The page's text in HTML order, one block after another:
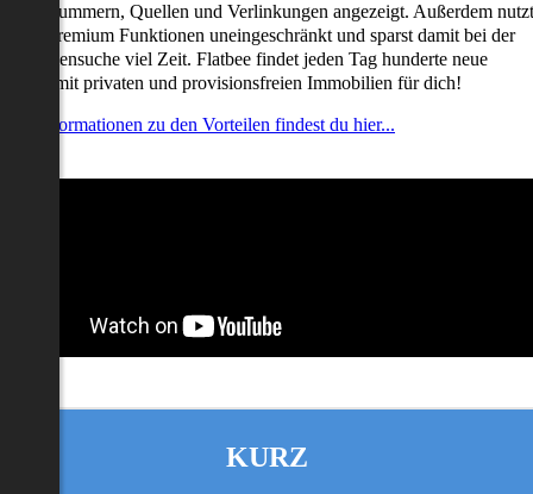
Quellen und Verlinkungen angezeigt. Außerdem nutzt
alle Premium Funktionen uneingeschränkt und sparst damit bei der
viel Zeit. Flatbee findet jeden Tag hunderte neue
mit privaten und provisionsfreien Immobilien für dich!
Informationen zu den Vorteilen findest du hier...
KURZ